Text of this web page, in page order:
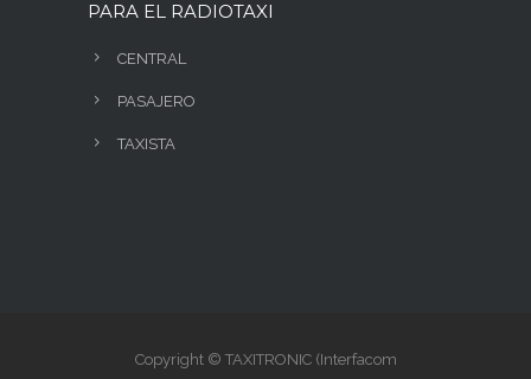
PARA EL RADIOTAXI
CENTRAL
PASAJERO
TAXISTA
Copyright © TAXITRONIC (Interfacom